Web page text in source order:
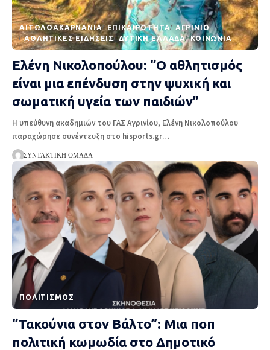
AΙΤΩΛΟΑΚΑΡΝΑΝΊΑ EΠΙΚΑΙΡΌΤΗΤΑ
ΑΓΡΊΝΙΟ
ΑΘΛΗΤΙΚΈΣ ΕΙΔΉΣΕΙΣ
ΔΥΤΙΚΉ ΕΛΛΆΔΑ ΚΟΙΝΩΝΊΑ
Ελένη Νικολοπούλου: “Ο αθλητισμός
είναι μια επένδυση στην ψυχική και
σωματική υγεία των παιδιών”
Η υπεύθυνη ακαδημιών του ΓΑΣ Αγρινίου, Ελένη Νικολοπούλου
παραχώρησε συνέντευξη στο hisports.gr…
ΣΥΝΤΑΚΤΙΚΉ ΟΜΆΔΑ
ΠΟΛΙΤΙΣΜΌΣ
“Τακούνια στον Βάλτο”: Μια ποπ
πολιτική κωμωδία στο Δημοτικό